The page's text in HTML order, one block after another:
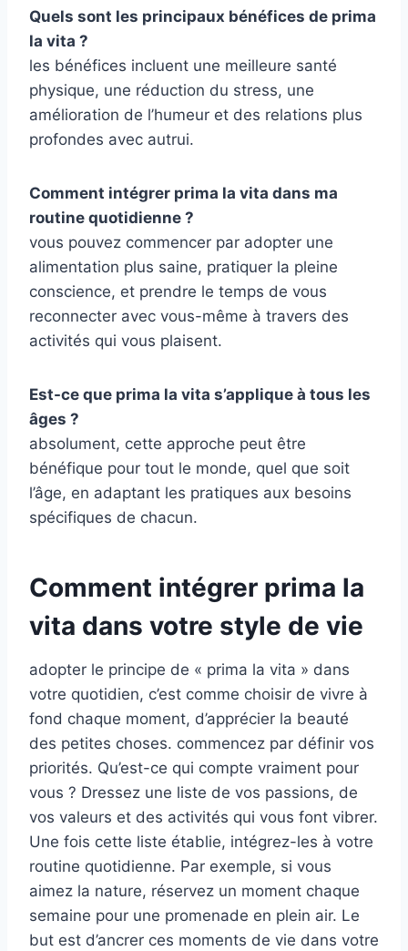
Quels sont les principaux bénéfices de prima
la vita ?
les bénéfices incluent une meilleure santé
physique, une réduction du stress, une
amélioration de l’humeur et des relations plus
profondes avec autrui.
Comment intégrer prima la vita dans ma
routine quotidienne ?
vous pouvez commencer par adopter une
alimentation plus saine, pratiquer la pleine
conscience, et prendre le temps de vous
reconnecter avec vous-même à travers des
activités qui vous plaisent.
Est-ce que prima la vita s’applique à tous les
âges ?
absolument, cette approche peut être
bénéfique pour tout le monde, quel que soit
l’âge, en adaptant les pratiques aux besoins
spécifiques de chacun.
Comment intégrer prima la
vita dans votre style de vie
adopter le principe de « prima la vita » dans
votre quotidien, c’est comme choisir de vivre à
fond chaque moment, d’apprécier la beauté
des petites choses. commencez par définir vos
priorités. Qu’est-ce qui compte vraiment pour
vous ? Dressez une liste de vos passions, de
vos valeurs et des activités qui vous font vibrer.
Une fois cette liste établie, intégrez-les à votre
routine quotidienne. Par exemple, si vous
aimez la nature, réservez un moment chaque
semaine pour une promenade en plein air. Le
but est d’ancrer ces moments de vie dans votre